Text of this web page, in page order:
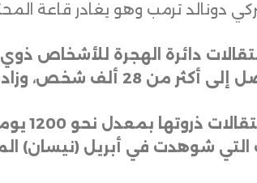
دونالد ترمب وهو يغادر قاعة
دائرة الهجرة للأشخاص
التي شوهدت في أبريل (نيسان)